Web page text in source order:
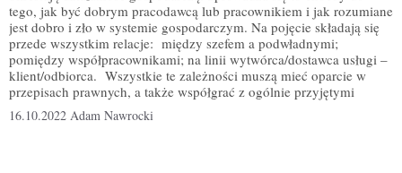
tego, jak być dobrym pracodawcą lub pracownikiem i jak rozumiane
jest dobro i zło w systemie gospodarczym. Na pojęcie składają się
przede wszystkim relacje: między szefem a podwładnymi;
pomiędzy współpracownikami; na linii wytwórca/dostawca usługi –
klient/odbiorca. Wszystkie te zależności muszą mieć oparcie w
przepisach prawnych, a także współgrać z ogólnie przyjętymi
16.10.2022 Adam Nawrocki